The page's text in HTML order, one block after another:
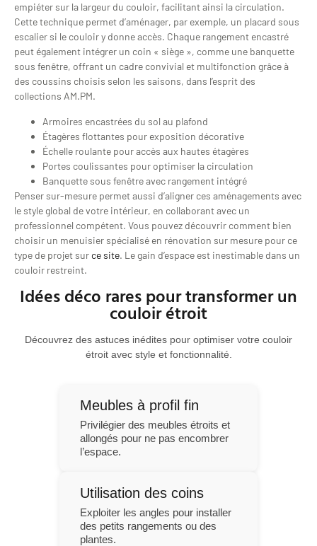
empiéter sur la largeur du couloir, facilitant ainsi la circulation.
Cette technique permet d’aménager, par exemple, un placard sous
escalier si le couloir y donne accès. Chaque rangement encastré
peut également intégrer un coin « siège », comme une banquette
sous fenêtre, offrant un cadre convivial et multifonction grâce à
des coussins choisis selon les saisons, dans l’esprit des
collections AM.PM.
Armoires encastrées du sol au plafond
Étagères flottantes pour exposition décorative
Échelle roulante pour accès aux hautes étagères
Portes coulissantes pour optimiser la circulation
Banquette sous fenêtre avec rangement intégré
Penser sur-mesure permet aussi d’aligner ces aménagements avec
le style global de votre intérieur, en collaborant avec un
professionnel compétent. Vous pouvez découvrir comment bien
choisir un menuisier spécialisé en rénovation sur mesure pour ce
type de projet sur ce site. Le gain d’espace est inestimable dans un
couloir restreint.
Idées déco rares pour transformer un
couloir étroit
Découvrez des astuces inédites pour optimiser votre couloir
étroit avec style et fonctionnalité.
Meubles à profil fin
Privilégier des meubles étroits et
allongés pour ne pas encombrer
l’espace.
Utilisation des coins
Exploiter les angles pour installer
des petits rangements ou des
plantes.